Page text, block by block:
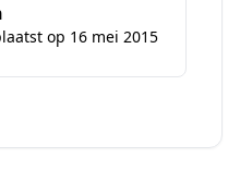
op 16 mei 2015